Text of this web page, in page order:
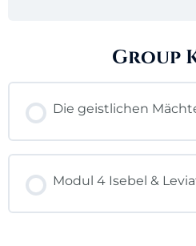
Group
Die geistlichen
0% ABGESCHLOSSEN 0/0
Modul 4 Isebel &